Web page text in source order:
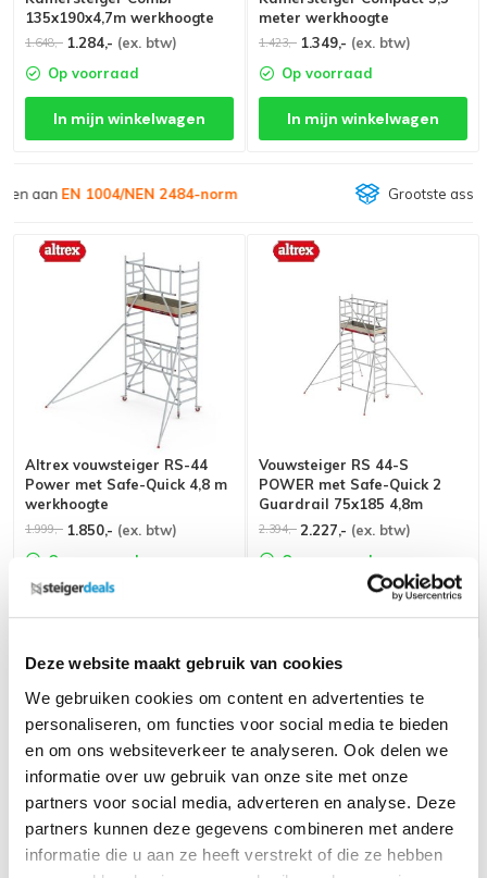
Deze website maakt gebruik van cookies
We gebruiken cookies om content en advertenties te
personaliseren, om functies voor social media te bieden
en om ons websiteverkeer te analyseren. Ook delen we
informatie over uw gebruik van onze site met onze
partners voor social media, adverteren en analyse. Deze
partners kunnen deze gegevens combineren met andere
informatie die u aan ze heeft verstrekt of die ze hebben
135x190x4,7m werkhoogte
1.648,- 1.284,- (ex. btw)
Op voorraad
In mijn winkelwagen
meter werkhoogte
1.423,- 1.349,- (ex. btw)
Op voorraad
In mijn winkelwagen
Grootste assortiment van Nederland
Altrex vouwsteiger RS-44
Power met Safe-Quick 4,8 m
werkhoogte
1.999,- 1.850,- (ex. btw)
Op voorraad
Vouwsteiger RS 44-S
POWER met Safe-Quick 2
Guardrail 75x185 4,8m
werkhoogte
2.394,- 2.227,- (ex. btw)
Op voorraad
In mijn winkelwagen